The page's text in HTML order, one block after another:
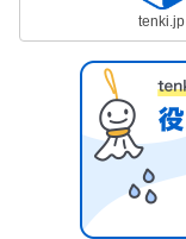
tenki.jp